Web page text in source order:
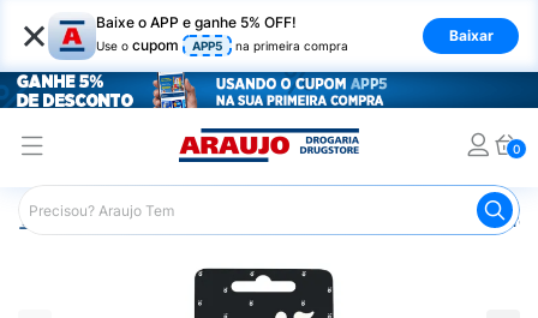
× Baixe o APP e ganhe 5% OFF!
Use o cupom APP5 na primeira compra
Baixar
0
Araujo Cabelo